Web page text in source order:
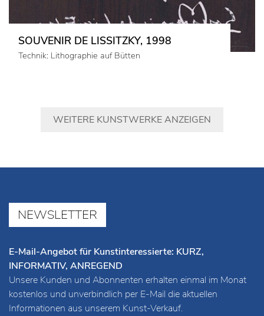
SOUVENIR DE LISSITZKY, 1998
Technik: Lithographie auf Bütten
WEITERE KUNSTWERKE ANZEIGEN
NEWSLETTER
E-Mail-Angebot für Kunstinteressierte: KURZ,
INFORMATIV, ANREGEND
Unsere Kunden und Abonnenten erhalten einmal im Monat
kostenlos und unverbindlich per E-Mail die aktuellen
Informationen aus unserem Kunst-Verkauf.